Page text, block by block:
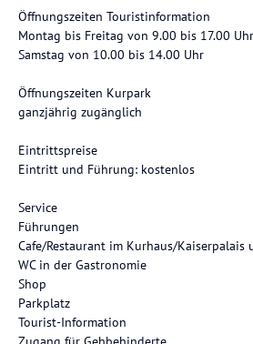
Öffnungszeiten Touristinformation
Montag bis Freitag von 9.00 bis 17.00 Uhr
Samstag von 10.00 bis 14.00 Uhr
Öffnungszeiten Kurpark
ganzjährig zugänglich
Eintrittspreise
Eintritt und Führung: kostenlos
Service
Führungen
Cafe/Restaurant im Kurhaus/Kaiserpalais
WC in der Gastronomie
Shop
Parkplatz
Tourist-Information